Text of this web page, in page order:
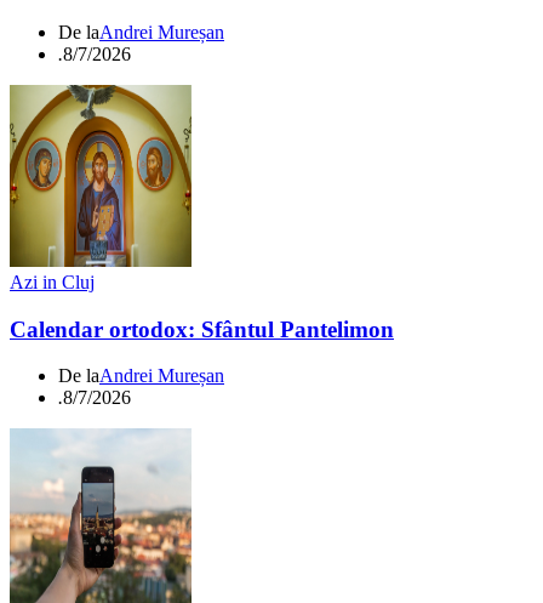
De laAndrei Mureșan
.8/7/2026
Azi in Cluj
Calendar ortodox: Sfântul Pantelimon
De laAndrei Mureșan
.8/7/2026